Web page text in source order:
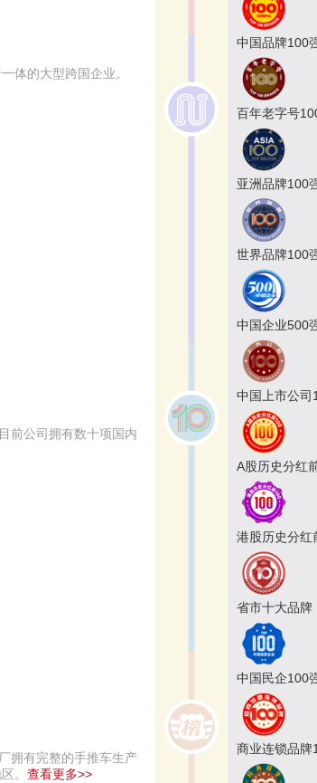
体的大型跨国企业。
前公司拥有数十项国内
拥有完整的手推车生产
。 查看更多>>
中国品牌100
百年老字号
亚洲品牌100
世界品牌100
中国企业500
中国上市公司
A股历史分红
港股历史分红
省市十大品牌
中国民企100
商业连锁品牌